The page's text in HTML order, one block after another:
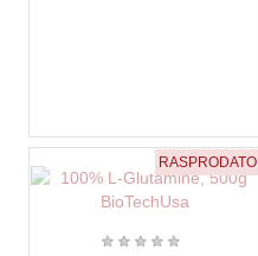
RASPRODATO
★ ★ ★ ★ ★